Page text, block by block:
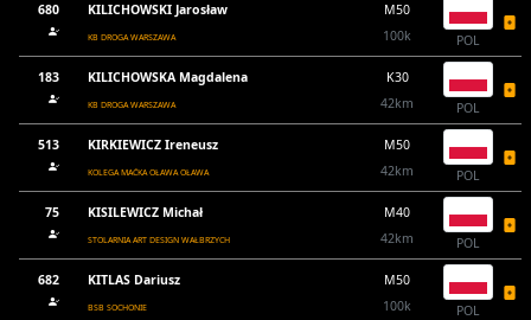
680 KILICHOWSKI Jarosław
KB DROGA WARSZAWA
M50
100k
POL
183 KILICHOWSKA Magdalena
KB DROGA WARSZAWA
K30
42km
POL
513 KIRKIEWICZ Ireneusz
KOLEGA MAĆKA OŁAWA OŁAWA
M50
42km
POL
75 KISILEWICZ Michał
STOLARNIA ART DESIGN WAŁBRZYCH
M40
42km
POL
682 KITLAS Dariusz
BSB SOCHONIE
M50
100k
POL